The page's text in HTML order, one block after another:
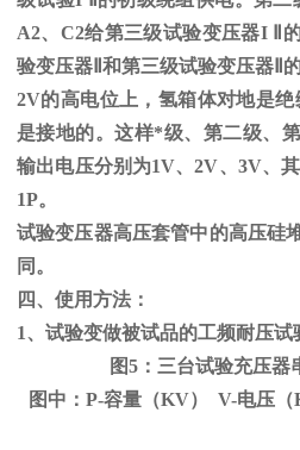
A2、C2给第三级试验变压器I Ⅱ
验变压器Ⅱ和第三级试验变压器Ⅱ
2V的高电位上，氢箱体对地是
是接地的。这样*级、第二级、
输出电压分别为1V、2V、3V、
1P。
试验变压器高压套管中的高压硅
同。
四、使用方法：
1、试验变做被试品的工频耐压试
图5：三台试验充压器
图中：P-容量（KV） V-电压